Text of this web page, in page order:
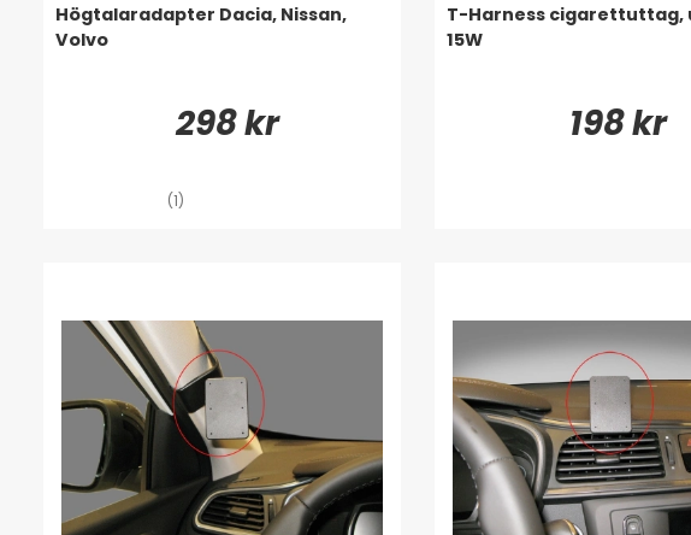
Högtalaradapter Dacia, Nissan,
Volvo
298 kr
(1)
T-Harness cigarettuttag,
15W
198 kr